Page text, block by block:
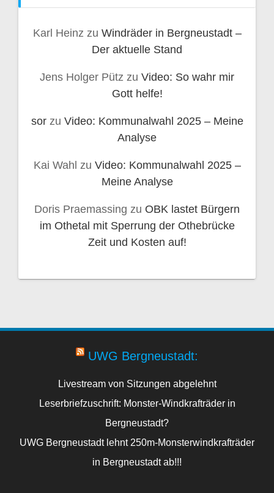
Karl Heinz zu Windräder in Bergneustadt –
Der aktuelle Stand
Jens Holger Pütz zu Video: So wahr mir
Gott helfe!
sorzu Video: Kommunalwahl 2025 – Meine
Analyse
Kai Wahl zu Video: Kommunalwahl 2025 –
Meine Analyse
Doris Praemassing zu OBK lastet Bürgern
im Othetal mit Sperrung der Othebrücke
Zeit und Kosten auf!
UWG Bergneustadt:
Livestream von Sitzungen abgelehnt
Leserbriefzuschrift: Monster-Windkrafträder in
Bergneustadt?
UWG Bergneustadt lehnt 250m-Monsterwindkrafträder
in Bergneustadt ab!!!